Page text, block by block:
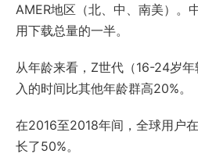
AMER地区（北、中、南美）。
用下载总量的一半。
从年龄来看，Z世代（16-24岁
入的时间比其他年龄群高20%。
在2016至2018年间，全球用户
长了50%。